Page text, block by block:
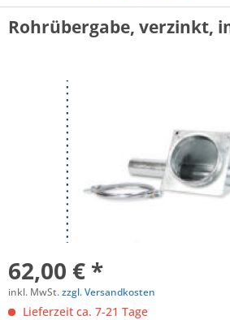
Rohrübergabe, verzinkt,
62,00 € *
inkl. MwSt.zzgl. Versandkosten
Lieferzeit ca. 7-21 Tage